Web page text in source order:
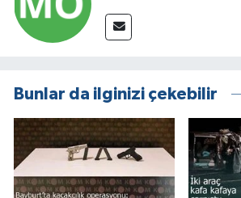
Bunlar da ilginizi çekebilir